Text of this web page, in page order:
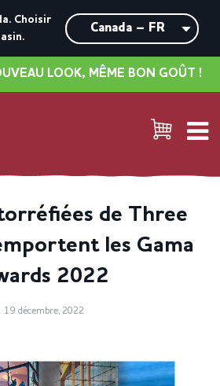
Choisir
LOOK, MÊME BON GOÛT !
de Three
les Gama
2022
19 décembre, 2022